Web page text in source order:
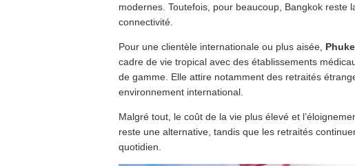
modernes. Toutefois, pour beaucoup, Bangkok reste
connectivité.
Pour une clientèle internationale ou plus aisée,
cadre de vie tropical avec des établissements
de gamme. Elle attire notamment des retraités
environnement international.
Malgré tout, le coût de la vie plus élevé et
reste une alternative, tandis que les retraités
quotidien.